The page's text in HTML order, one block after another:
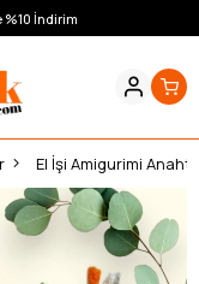
%10 İndirim
El İşi Amigurimi